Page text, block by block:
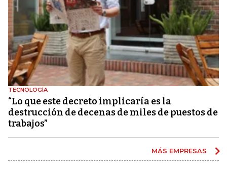
TECNOLOGÍA
“Lo que este decreto implicaría es la
destrucción de decenas de miles de puestos de
trabajos”
MÁS EMPRESAS